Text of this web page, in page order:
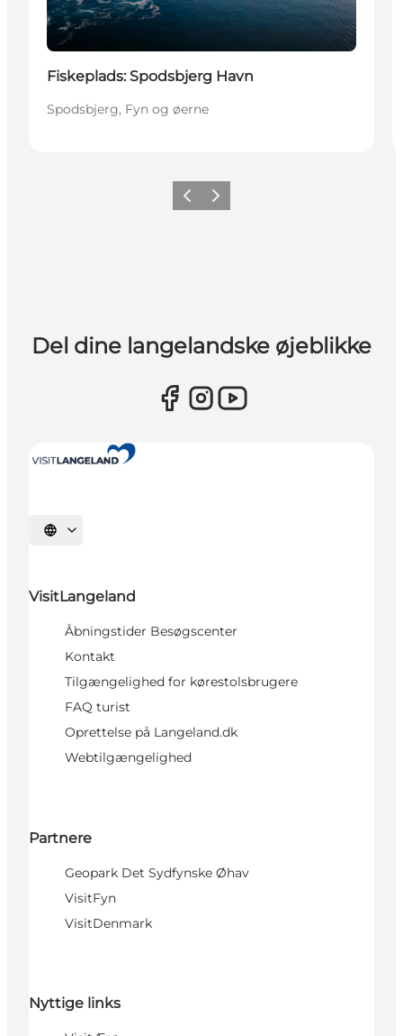
Fiskeplads: Spodsbjerg Havn
Spodsbjerg, Fyn og øerne
ForrigeNæste
Del dine langelandske øjeblikke
Vælg sprog
VisitLangeland
Åbningstider Besøgscenter
Kontakt
Tilgængelighed for kørestolsbrugere
FAQ turist
Oprettelse på Langeland.dk
Webtilgængelighed
Partnere
Geopark Det Sydfynske Øhav
VisitFyn
VisitDenmark
Nyttige links